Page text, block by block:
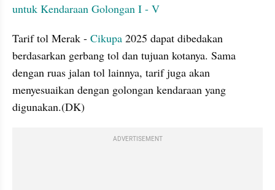
untuk Kendaraan Golongan I - V
Tarif tol Merak - Cikupa 2025 dapat dibedakan
berdasarkan gerbang tol dan tujuan kotanya. Sama
dengan ruas jalan tol lainnya, tarif juga akan
menyesuaikan dengan golongan kendaraan yang
ADVERTISEMENT